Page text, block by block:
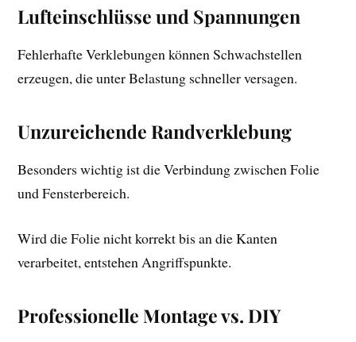
Lufteinschlüsse und Spannungen
Fehlerhafte Verklebungen können Schwachstellen
erzeugen, die unter Belastung schneller versagen.
Unzureichende Randverklebung
Besonders wichtig ist die Verbindung zwischen Folie
und Fensterbereich.
Wird die Folie nicht korrekt bis an die Kanten
verarbeitet, entstehen Angriffspunkte.
Professionelle Montage vs. DIY